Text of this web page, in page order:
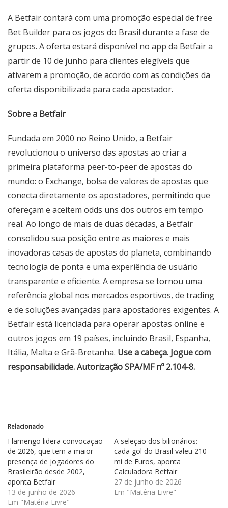
A Betfair contará com uma promoção especial de free
Bet Builder para os jogos do Brasil durante a fase de
grupos. A oferta estará disponível no app da Betfair a
partir de 10 de junho para clientes elegíveis que
ativarem a promoção, de acordo com as condições da
oferta disponibilizada para cada apostador.
Sobre a Betfair
Fundada em 2000 no Reino Unido, a Betfair
revolucionou o universo das apostas ao criar a
primeira plataforma peer-to-peer de apostas do
mundo: o Exchange, bolsa de valores de apostas que
conecta diretamente os apostadores, permitindo que
ofereçam e aceitem odds uns dos outros em tempo
real. Ao longo de mais de duas décadas, a Betfair
consolidou sua posição entre as maiores e mais
inovadoras casas de apostas do planeta, combinando
tecnologia de ponta e uma experiência de usuário
transparente e eficiente. A empresa se tornou uma
referência global nos mercados esportivos, de trading
e de soluções avançadas para apostadores exigentes. A
Betfair está licenciada para operar apostas online e
outros jogos em 19 países, incluindo Brasil, Espanha,
Itália, Malta e Grã-Bretanha. Use a cabeça. Jogue com
responsabilidade. Autorização SPA/MF nº 2.104-8.
Relacionado
Flamengo lidera convocação
de 2026, que tem a maior
presença de jogadores do
Brasileirão desde 2002,
aponta Betfair
13 de junho de 2026
Em "Matéria Livre"
A seleção dos bilionários:
cada gol do Brasil valeu 210
mi de Euros, aponta
Calculadora Betfair
27 de junho de 2026
Em "Matéria Livre"